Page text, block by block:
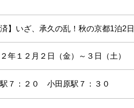
済】いざ、承久の乱！秋の京都1泊2
年１２月２日（金）～３日（土）
７：２０ 小田原駅７：３０